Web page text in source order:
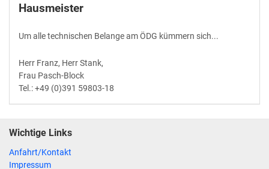
Hausmeister
Um alle technischen Belange am ÖDG kümmern sich...
Herr Franz, Herr Stank,
Frau Pasch-Block
Tel.: +49 (0)391 59803-18
Wichtige Links
Anfahrt/Kontakt
Impressum